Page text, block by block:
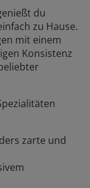
du
zu Hause.
mit einem
Konsistenz
zarte und